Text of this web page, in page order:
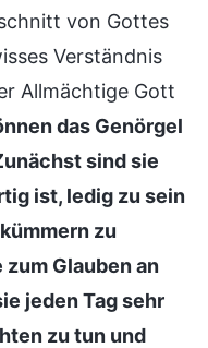
von Gottes
Verständnis
Allmächtige Gott
das Genörgel
sind sie
ist, ledig zu sein
zu
zum Glauben an
jeden Tag sehr
zu tun und